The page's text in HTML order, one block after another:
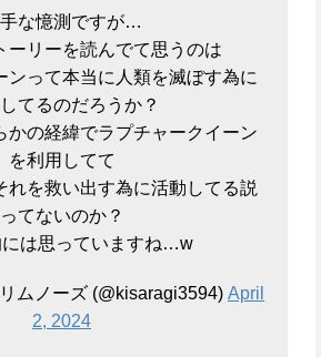
な憶測ですが…
ーリーを読んでて思うのは
ンって本当に人類を滅ぼす為に
てるのだろうか？
かの経緯でラプチャークイーン
を利用してて
れを救い出す為に活動してる説
ってないのか？
には思っていますね…w
ムノーズ (@kisaragi3594) April
2, 2024